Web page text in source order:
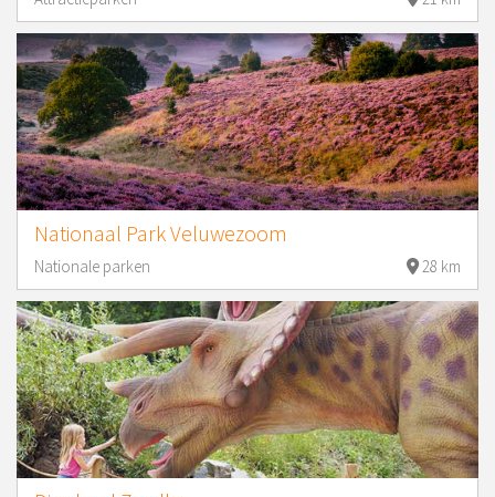
Nationaal Park Veluwezoom
Nationale parken 28 km